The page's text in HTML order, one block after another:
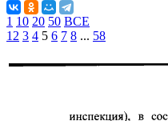
1 10 20 50 ВСЕ
1 2 3 4 5 6 7 8 ... 58